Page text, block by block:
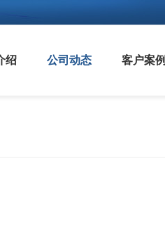
绍 公司动态 客户案例